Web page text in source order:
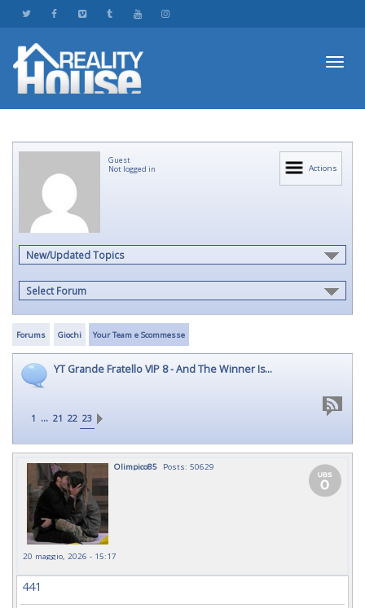
Actions
Guest
Not logged in
New/Updated Topics
Select Forum
Forums Giochi Your Team e Scommesse
YT Grande Fratello VIP 8 - And The Winner Is...
1 ... 21 22 23
Olimpico85 Posts: 50629
20 maggio, 2026 - 15:17
441